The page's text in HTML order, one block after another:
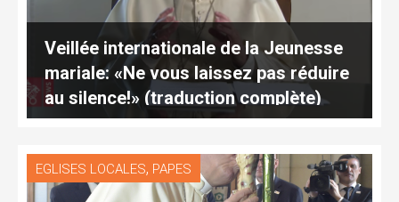
Veillée internationale de la Jeunesse
mariale: «Ne vous laissez pas réduire
au silence!» (traduction complète)
EGLISES LOCALES, PAPES